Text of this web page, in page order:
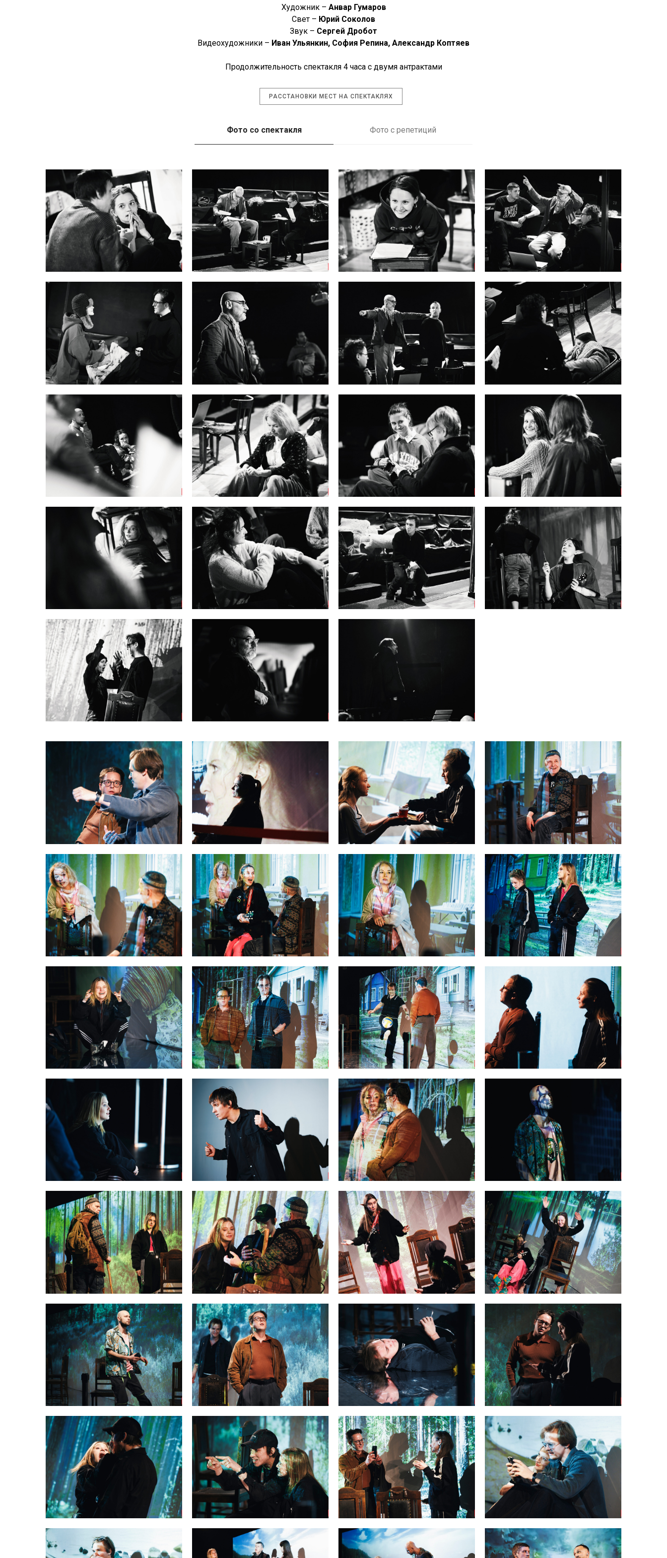
Художник – Анвар Гумаров
Свет – Юрий Соколов
Звук – Сергей Дробот
Видеохудожники – Иван Ульянкин, София Репина, Александр Коптяев
Продолжительность спектакля 4 часа с двумя антрактами
РАССТАНОВКИ МЕСТ НА СПЕКТАКЛЯХ
Фото со спектакля Фото с репетиций